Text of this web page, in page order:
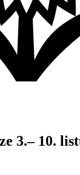
3.– 10.